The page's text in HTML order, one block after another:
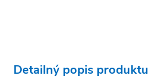
Detailný popis produktu